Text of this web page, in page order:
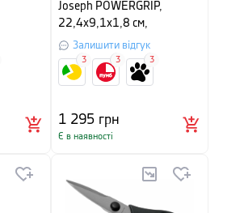
Joseph POWERGRIP,
22,4х9,1х1,8 см,
різнокольоровий
Залишити відгук
1 295 грн
Є в наявності
3 3 3